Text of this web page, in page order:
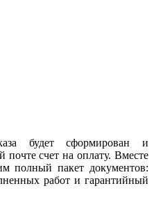
будет сформирован и
почте счет на оплату. Вместе
полный пакет документов:
работ и гарантийный